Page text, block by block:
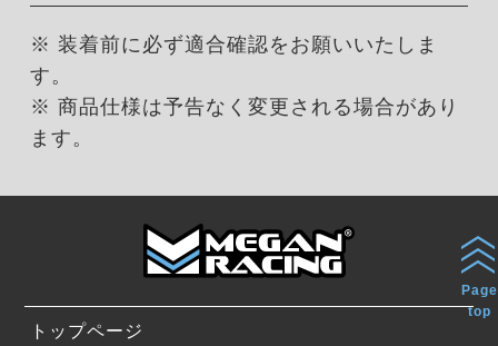
※ 装着前に必ず適合確認をお願いいたしま
す。
※ 商品仕様は予告なく変更される場合があり
ます。
トップページ
Page
top